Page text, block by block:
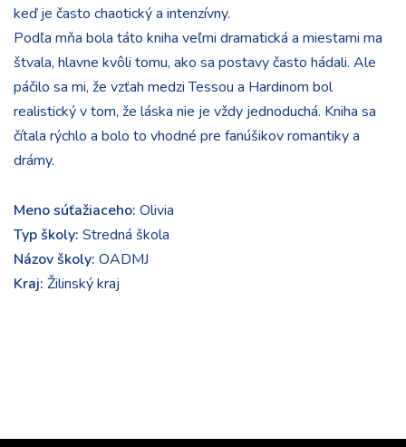
keď je často chaotický a intenzívny.
Podľa mňa bola táto kniha veľmi dramatická a miestami ma
štvala, hlavne kvôli tomu, ako sa postavy často hádali. Ale
páčilo sa mi, že vzťah medzi Tessou a Hardinom bol
realistický v tom, že láska nie je vždy jednoduchá. Kniha sa
čítala rýchlo a bolo to vhodné pre fanúšikov romantiky a
drámy.
Meno súťažiaceho: Olivia
Typ školy: Stredná škola
Názov školy: OADMJ
Kraj: Žilinský kraj